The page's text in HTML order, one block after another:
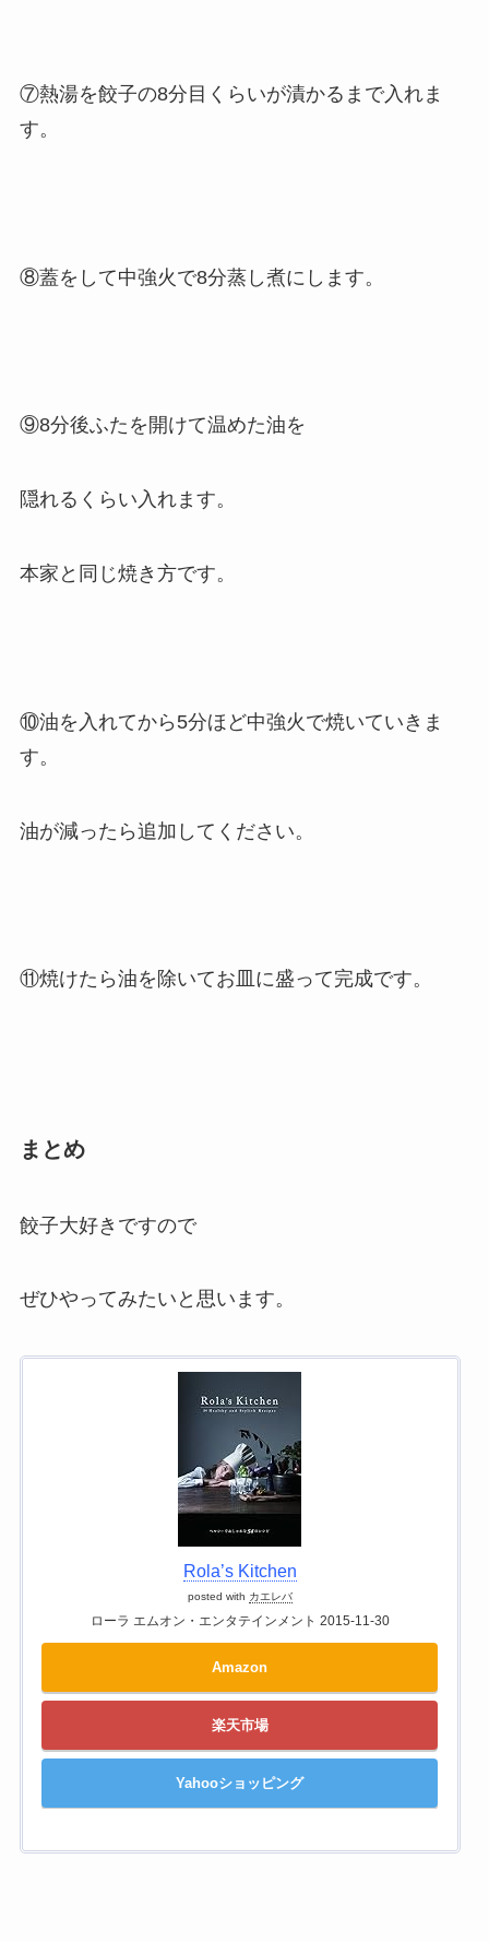
⑦熱湯を餃子の8分目くらいが漬かるまで入れま
す。
⑧蓋をして中強火で8分蒸し煮にします。
⑨8分後ふたを開けて温めた油を
隠れるくらい入れます。
本家と同じ焼き方です。
⑩油を入れてから5分ほど中強火で焼いていきま
す。
油が減ったら追加してください。
⑪焼けたら油を除いてお皿に盛って完成です。
まとめ
餃子大好きですので
ぜひやってみたいと思います。
Rola’s Kitchen
posted with カエレバ
ローラ エムオン・エンタテインメント 2015-11-30
Amazon
楽天市場
Yahooショッピング